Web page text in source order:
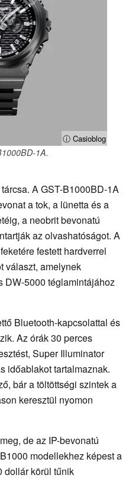
ⓘ Casioblog
1A.
A GST-B1000BD-1A
a tok, a lünetta és a
a neobrit bevonatú
az olvashatóságot. A
festett hardverrel
választ, amelynek
DW-5000 téglamintájához
Bluetooth-kapcsolattal és
Az órák 30 perces
Super Illuminator
időablakot tartalmaznak.
bár a töltöttségi szintek a
keresztül nyomon
de az IP-bevonatú
modellekhez képest a
dollár körül tűnik